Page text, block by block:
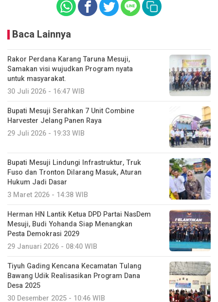
Baca Lainnya
Rakor Perdana Karang Taruna Mesuji,
Samakan visi wujudkan Program nyata
untuk masyarakat.
30 Juli 2026 - 16:47 WIB
Bupati Mesuji Serahkan 7 Unit Combine
Harvester Jelang Panen Raya
29 Juli 2026 - 19:33 WIB
Bupati Mesuji Lindungi Infrastruktur, Truk
Fuso dan Tronton Dilarang Masuk, Aturan
Hukum Jadi Dasar
3 Maret 2026 - 14:38 WIB
Herman HN Lantik Ketua DPD Partai NasDem
Mesuji, Budi Yohanda Siap Menangkan
Pesta Demokrasi 2029
29 Januari 2026 - 08:40 WIB
Tiyuh Gading Kencana Kecamatan Tulang
Bawang Udik Realisasikan Program Dana
Desa 2025
30 Desember 2025 - 10:46 WIB